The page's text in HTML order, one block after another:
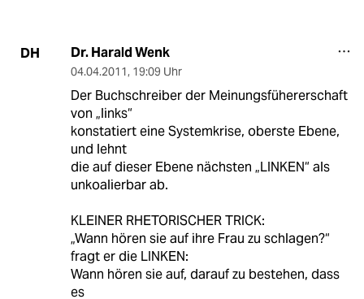
DH Dr. Harald Wenk
04.04.2011, 19:09 Uhr
Der Buchschreiber der Meinungsfühererschaft
von „links“
konstatiert eine Systemkrise, oberste Ebene,
und lehnt
die auf dieser Ebene nächsten „LINKEN“ als
unkoalierbar ab.
KLEINER RHETORISCHER TRICK:
„Wann hören sie auf ihre Frau zu schlagen?“
fragt er die LINKEN:
Wann hören sie auf, darauf zu bestehen, dass
es